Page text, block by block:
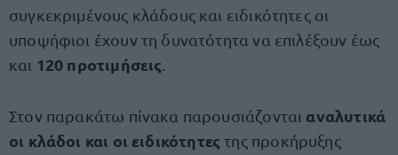
συγκεκριμένους κλάδους και ειδικότητες οι
υποψήφιοι έχουν τη δυνατότητα να επιλέξουν έως
και 120 προτιμήσεις
Στον παρακάτω πίνακα παρουσιάζονται αναλυτικά
οι κλάδοι και οι ειδικότητες της προκήρυξης